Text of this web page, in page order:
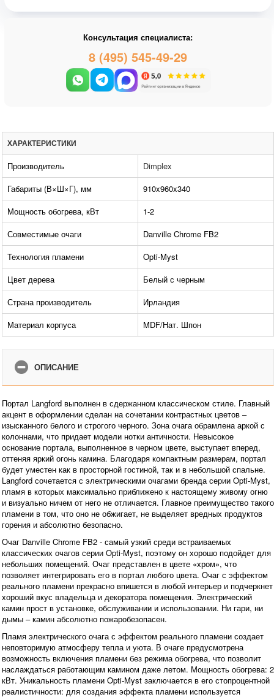
Консультация специалиста:
8 (495) 545-49-29
ХАРАКТЕРИСТИКИ
Производитель
Dimplex
Габариты (В×Ш×Г), мм
910x960x340
Мощность обогрева, кВт
1-2
Совместимые очаги
Danville Chrome FB2
Технология пламени
Opti-Myst
Цвет дерева
Белый с черным
Страна производитель
Ирландия
Материал корпуса
MDF/Нат. Шпон
ОПИСАНИЕ
Портал Langford выполнен в сдержанном классическом стиле. Главный
акцент в оформлении сделан на сочетании контрастных цветов –
изысканного белого и строгого черного. Зона очага обрамлена аркой с
колоннами, что придает модели нотки античности. Невысокое
основание портала, выполненное в черном цвете, выступает вперед,
оттеняя яркий огонь камина. Благодаря компактным размерам, портал
будет уместен как в просторной гостиной, так и в небольшой спальне.
Langford сочетается с электрическими очагами бренда серии Opti-Myst,
пламя в которых максимально приближено к настоящему живому огню
и визуально ничем от него не отличается. Главное преимущество такого
пламени в том, что оно не обжигает, не выделяет вредных продуктов
горения и абсолютно безопасно.
Очаг Danville Chrome FB2 - самый узкий среди встраиваемых
классических очагов серии Opti-Myst, поэтому он хорошо подойдет для
небольших помещений. Очаг представлен в цвете «хром», что
позволяет интегрировать его в портал любого цвета. Очаг с эффектом
реального пламени прекрасно впишется в любой интерьер и подчеркнет
хороший вкус владельца и декоратора помещения. Электрический
камин прост в установке, обслуживании и использовании. Ни гари, ни
дымы – камин абсолютно пожаробезопасен.
Пламя электрического очага с эффектом реального пламени создает
неповторимую атмосферу тепла и уюта. В очаге предусмотрена
возможность включения пламени без режима обогрева, что позволит
наслаждаться работающим камином даже летом. Мощность обогрева: 2
кВт. Уникальность пламени Opti-Myst заключается в его стопроцентной
реалистичности: для создания эффекта пламени используется